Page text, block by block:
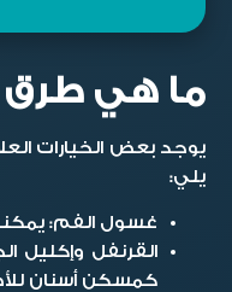
ما هي طرق
يوجد بعض الخيارات
يلي:
غسول الفم:
القرنفل وإكليل
كمسكن أسنان